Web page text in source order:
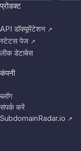
प्रोडक्ट
API डॉक्यूमेंटेशन ↗
स्टेटस पेज ↗
लीक डेटाबेस
कंपनी
ब्लॉग
संपर्क करें
SubdomainRadar.io ↗